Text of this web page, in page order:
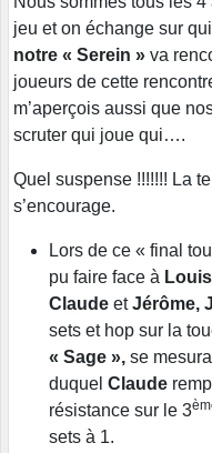
jeu et on échange sur
notre « Serein » va
joueurs de cette
m’aperçois aussi que
scruter qui joue qui….
Quel suspense !!!!!!! La
s’encourage.
Lors de ce « final
pu faire face à
Claude etJérôme,
sets et hop sur la
« Sage », se
duquel Claude
résistance sur le 3
sets à 1.